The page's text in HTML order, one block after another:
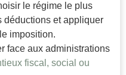
le régime le plus
déductions et appliquer
imposition.
face aux administrations
fiscal, social ou